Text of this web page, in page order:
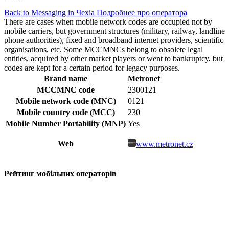
Back to Messaging in Чехіа Подробнее про оператора
There are cases when mobile network codes are occupied not by
mobile carriers, but government structures (military, railway, landline
phone authorities), fixed and broadband internet providers, scientific
organisations, etc. Some MCCMNCs belong to obsolete legal
entities, acquired by other market players or went to bankruptcy, but
codes are kept for a certain period for legacy purposes.
Brand name
Metronet
MCCMNC code
2300121
Mobile network code (MNC)
0121
Mobile country code (MCC)
230
Mobile Number Portability (MNP) Yes
Web www.metronet.cz
Рейтинг мобільних операторів